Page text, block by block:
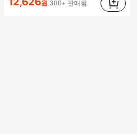
원 300+ 판매됨